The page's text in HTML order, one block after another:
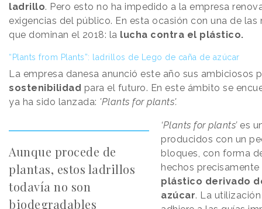
ladrillo. Pero esto no ha impedido a la empresa
exigencias del público. En esta ocasión con una de
que dominan el 2018: la lucha contra el plástico.
“Plants from Plants”: ladrillos de Lego de caña de azúcar
La empresa danesa anunció este año sus ambiciosos
sostenibilidad para el futuro. En este ámbito se
ya ha sido lanzada: 'Plants for plants'.
Aunque procede de
plantas, estos ladrillos
todavía no son
biodegradables
‘Plants for plants’ es
producidos con un
bloques, con forma
hechos
plástico derivado
azúcar. La